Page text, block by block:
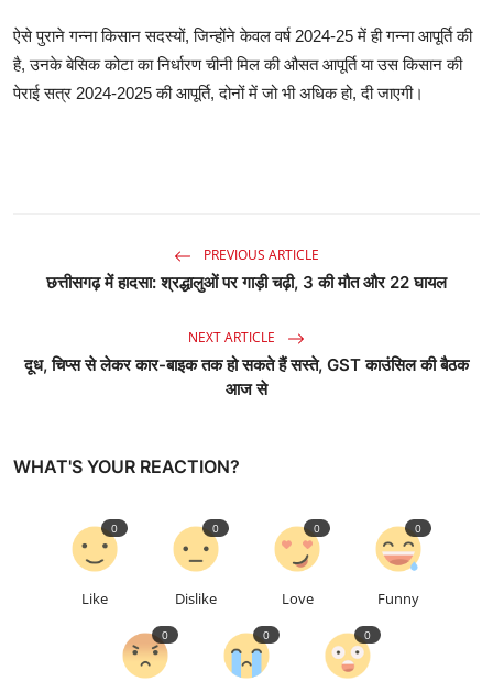
ऐसे पुराने गन्ना किसान सदस्यों, जिन्होंने केवल वर्ष 2024-25 में ही गन्ना आपूर्ति की
है, उनके बेसिक कोटा का निर्धारण चीनी मिल की औसत आपूर्ति या उस किसान की
पेराई सत्र 2024-2025 की आपूर्ति, दोनों में जो भी अधिक हो, दी जाएगी।
PREVIOUS ARTICLE
छत्तीसगढ़ में हादसा: श्रद्धालुओं पर गाड़ी चढ़ी, 3 की मौत और 22 घायल
NEXT ARTICLE
दूध, चिप्स से लेकर कार-बाइक तक हो सकते हैं सस्ते, GST काउंसिल की बैठक
आज से
WHAT'S YOUR REACTION?
Like
0
Dislike
0
Love
0
Funny
0
0 0 0